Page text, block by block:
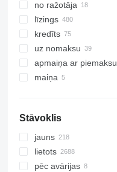
no ražotāja
līzings
kredīts
uz nomaksu
apmaiņa ar piemaksu
maiņa
Stāvoklis
jauns
lietots
pēc avārijas